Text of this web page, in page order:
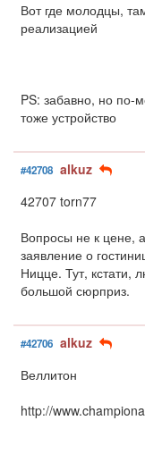
Вот где молодцы,
реализацией
PS: забавно, но по-
тоже устройство
#42708 alkuz
42707 torn77
Вопросы не к цене,
заявление о
Ницце. Тут, кстати,
большой сюрприз.
#42706 alkuz
Веллитон
http://